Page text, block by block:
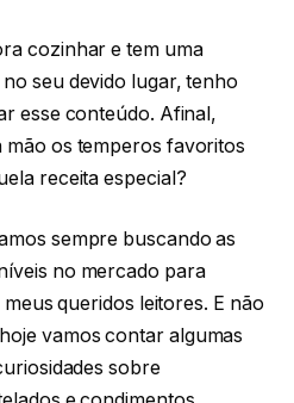
cozinhar e tem uma
seu devido lugar, tenho
esse conteúdo. Afinal,
mão os temperos favoritos
receita especial?
sempre buscando as
no mercado para
queridos leitores. E não
vamos contar algumas
sobre